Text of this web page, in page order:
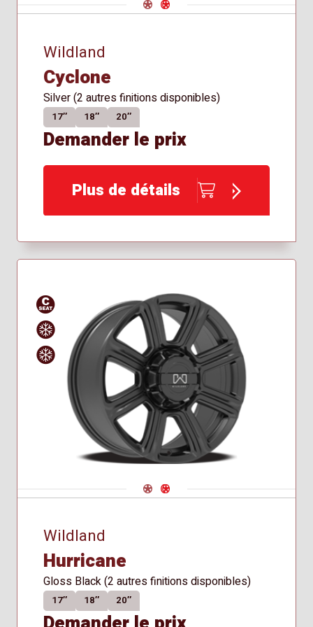
Wildland
Cyclone
Silver (2 autres finitions disponibles)
17″ 18″ 20″
Demander le prix
Plus de détails
Siège
conique
Hiver
Approved
for Winter
Navigate 1
Navigate 2
Wildland
Hurricane
Gloss Black (2 autres finitions disponibles)
17″ 18″ 20″